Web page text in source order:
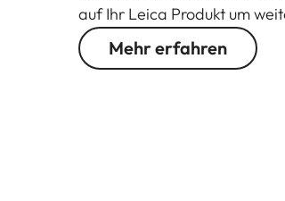
auf Ihr Leica Produkt um
Mehr erfahren